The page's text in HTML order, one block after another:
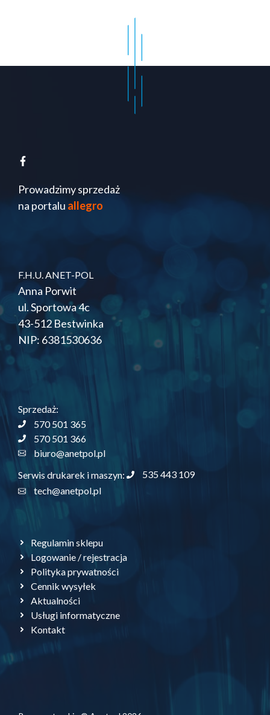
Prowadzimy sprzedaż
na portalu allegro
F.H.U. ANET-POL
Anna Porwit
ul. Sportowa 4c
43-512 Bestwinka
NIP: 6381530636
Sprzedaż:
570 501 365
570 501 366
biuro@anetpol.pl
Serwis drukarek i maszyn:
535 443 109
tech@anetpol.pl
Regulamin sklepu
Logowanie / rejestracja
Polityka prywatności
Cennik wysyłek
Aktualności
Usługi informatyczne
Kontakt